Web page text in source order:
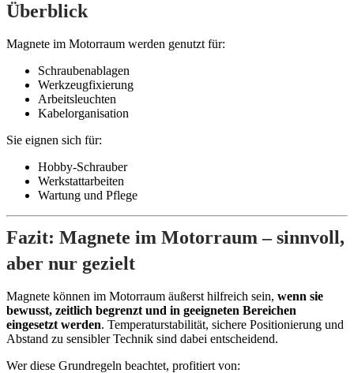
Überblick
Magnete im Motorraum werden genutzt für:
Schraubenablagen
Werkzeugfixierung
Arbeitsleuchten
Kabelorganisation
Sie eignen sich für:
Hobby-Schrauber
Werkstattarbeiten
Wartung und Pflege
Fazit: Magnete im Motorraum – sinnvoll,
aber nur gezielt
Magnete können im Motorraum äußerst hilfreich sein, wenn sie
bewusst, zeitlich begrenzt und in geeigneten Bereichen
eingesetzt werden. Temperaturstabilität, sichere Positionierung und
Abstand zu sensibler Technik sind dabei entscheidend.
Wer diese Grundregeln beachtet, profitiert von: